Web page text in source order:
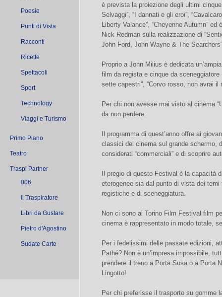
Poesie
Punti di Vista
Racconti
Ricette
Spettacoli
Sport
Technology
Viaggi e Turismo
Primo Piano
Teatro
Traspi Partner
006
il Traspiratore
Libri da Gustare
Pietro d'Agostino
Sudate Carte
è prevista la proiezione degli ultimi
Selvaggi”, “I dannati e gli eroi”,
Liberty Valance”, “Cheyenne Autumn”
Nick Redman sulla realizzazione di
John Ford, John Wayne & The
Proprio a John Milius è dedicata
film da regista e cinque da sceneggiatore
sette capestri”, “Corvo rosso, non avrai il
Per chi non avesse mai visto al cinema
da non perdere.
Il programma di quest’anno offre ai
classici del cinema sul grande schermo,
considerati “commerciali” e di scoprire
Il pregio di questo Festival è la capacità
eterogenee sia dal punto di vista dei
registiche e di sceneggiatura.
Non ci sono al Torino Film Festival film
cinema è rappresentato in modo totale,
Per i fedelissimi delle passate edizioni,
Pathé? Non è un’impresa impossibile,
prendere il treno a Porta Susa o a Porta
Lingotto!
Per chi preferisse il trasporto su gomme